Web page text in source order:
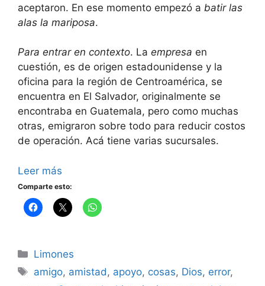
aceptaron. En ese momento empezó a batir las
alas la mariposa.
Para entrar en contexto. La empresa en
cuestión, es de origen estadounidense y la
oficina para la región de Centroamérica, se
encuentra en El Salvador, originalmente se
encontraba en Guatemala, pero como muchas
otras, emigraron sobre todo para reducir costos
de operación. Acá tiene varias sucursales.
Leer más
Comparte esto:
Categorías
Limones
Etiquetas
amigo, amistad , apoyo, cosas, Dios, error,